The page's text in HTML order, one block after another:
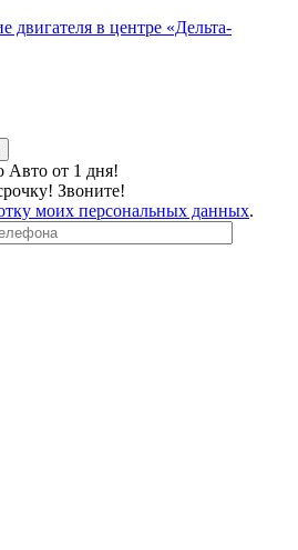
Авто от 1 дня!
Звоните!
моих персональных данных.